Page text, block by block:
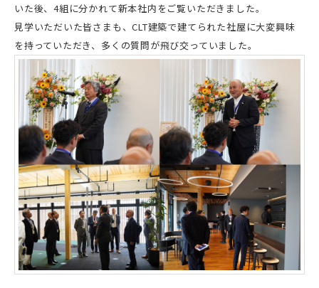
いた後、4組に分かれて新本社内をご覧いただきました。
見学いただいた皆さまも、CLT建築で建てられた社屋に大変興味
を持っていただき、多くの質問が飛び交っていました。